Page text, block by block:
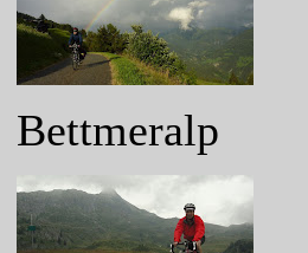
Bettmeralp